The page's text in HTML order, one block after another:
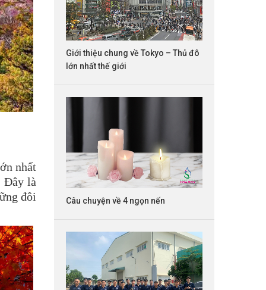
nhất
Đây là
đôi
Giới thiệu chung về Tokyo – Thủ đô
lớn nhất thế giới
Câu chuyện về 4 ngọn nến